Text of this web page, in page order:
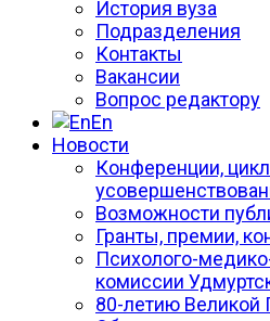
История вуза
Подразделения
Контакты
Вакансии
Вопрос редактору
En
Новости
Конференции,
Возможности
Гранты, премии,
Психолого-
комиссии
80-летию